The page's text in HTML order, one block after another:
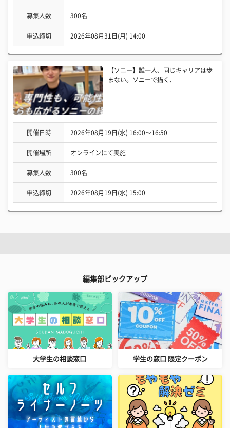
募集人数 300名
申込締切 2026年08月31日(月) 14:00
【ソニー】誰一人、同じキャリアは歩
まない。ソニーで描く、
開催日時 2026年08月19日(水) 16:00〜16:50
開催場所 オンラインにて実施
募集人数 300名
申込締切 2026年08月19日(水) 15:00
編集部ピックアップ
大学生の相談窓口 学生の窓口 限定クーポン